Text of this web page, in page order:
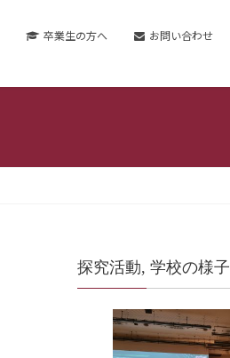
卒業生の方へ お問い合わせ
探究活動, 学校の様子